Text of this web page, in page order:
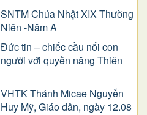
SNTM Chúa Nhật XIX Thường
Niên -Năm A
Đức tin – chiếc cầu nối con
người với quyền năng Thiên
VHTK Thánh Micae Nguyễn
Huy Mỹ, Giáo dân, ngày 12.08